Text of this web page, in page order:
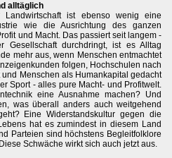
alltäglich
Landwirtschaft ist ebenso wenig eine
wie die Ausrichtung des ganzen
und Macht. Das passiert seit langem -
durchdringt, ist es Alltag
mehr aus, wenn Menschen entmachtet
folgen, Hochschulen nach
Menschen als Humankapital gedacht
Sport - alles pure Macht- und Profitwelt.
eine Ausnahme machen? Und
was überall anders auch weitgehend
Eine Widerstandskultur gegen die
hat es zumindest in diesem Land
Parteien sind höchstens Begleitfolklore
Schwäche wirkt sich auch jetzt aus.